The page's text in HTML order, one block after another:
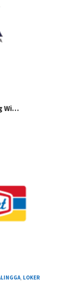
Wi…
, LOKER